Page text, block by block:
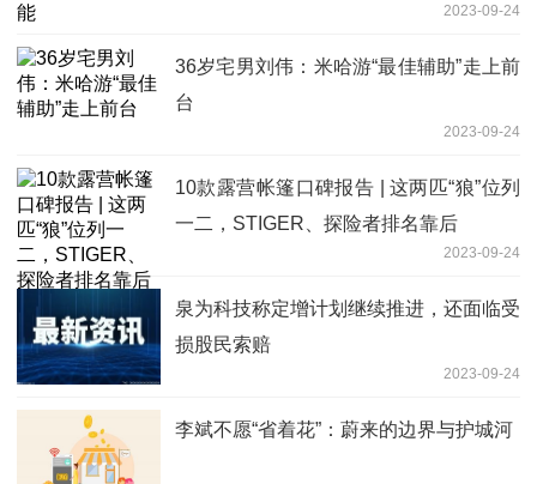
2023-09-24
36岁宅男刘伟：米哈游“最佳辅助”走上前
台
2023-09-24
10款露营帐篷口碑报告 | 这两匹“狼”位列
一二，STIGER、探险者排名靠后
2023-09-24
泉为科技称定增计划继续推进，还面临受
损股民索赔
2023-09-24
李斌不愿“省着花”：蔚来的边界与护城河